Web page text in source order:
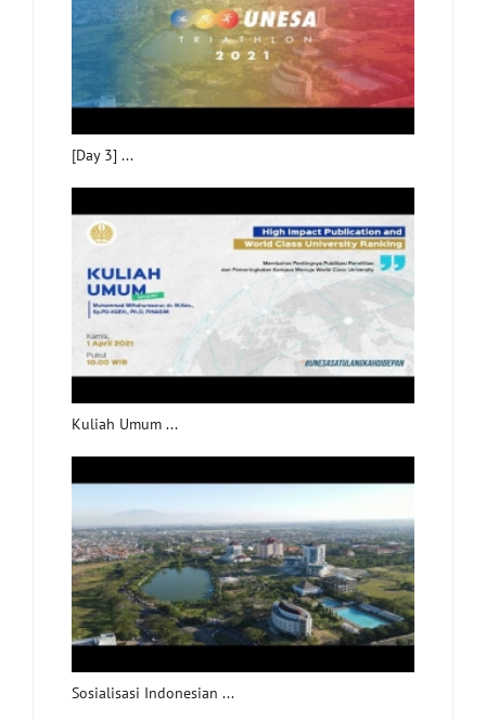
[Day 3] ...
Kuliah Umum ...
Sosialisasi Indonesian ...